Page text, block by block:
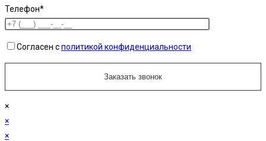
Телефон*
Согласен сполитикой конфиденциальности
×
×
×